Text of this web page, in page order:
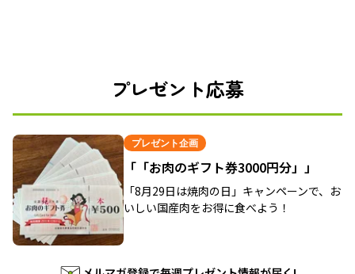
プレゼント応募
プレゼント企画
「「お肉のギフト券3000円分」」
「8月29日は焼肉の日」キャンペーンで、お
いしい国産肉をお得に食べよう！